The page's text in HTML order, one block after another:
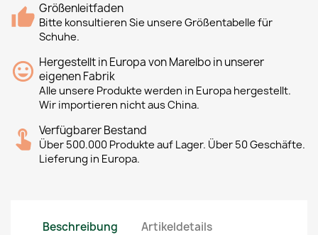
Größenleitfaden
Bitte konsultieren Sie unsere Größentabelle für
Schuhe.
Hergestellt in Europa von Marelbo in unserer
eigenen Fabrik
Alle unsere Produkte werden in Europa hergestellt.
Wir importieren nicht aus China.
Verfügbarer Bestand
Über 500.000 Produkte auf Lager. Über 50 Geschäfte.
Lieferung in Europa.
Beschreibung Artikeldetails